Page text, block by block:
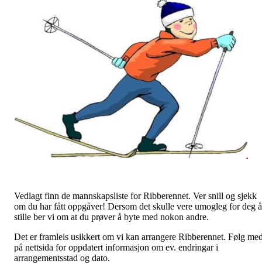
Vedlagt finn de mannskapsliste for Ribberennet. Ver snill og sjekk
om du har fått oppgåver! Dersom det skulle vere umogleg for deg å
stille ber vi om at du prøver å byte med nokon andre.
Det er framleis usikkert om vi kan arrangere Ribberennet. Følg
på nettsida for oppdatert informasjon om ev. endringar i
arrangementsstad og dato.